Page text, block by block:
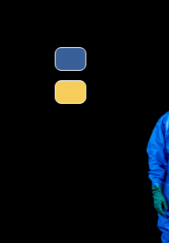
- Schutzklasse
- Behält seine
bis zu einer
-
- Antistatisch
-
- Hoher
Fette, Öle und
industrielle
Ammoniak
- EN ISO